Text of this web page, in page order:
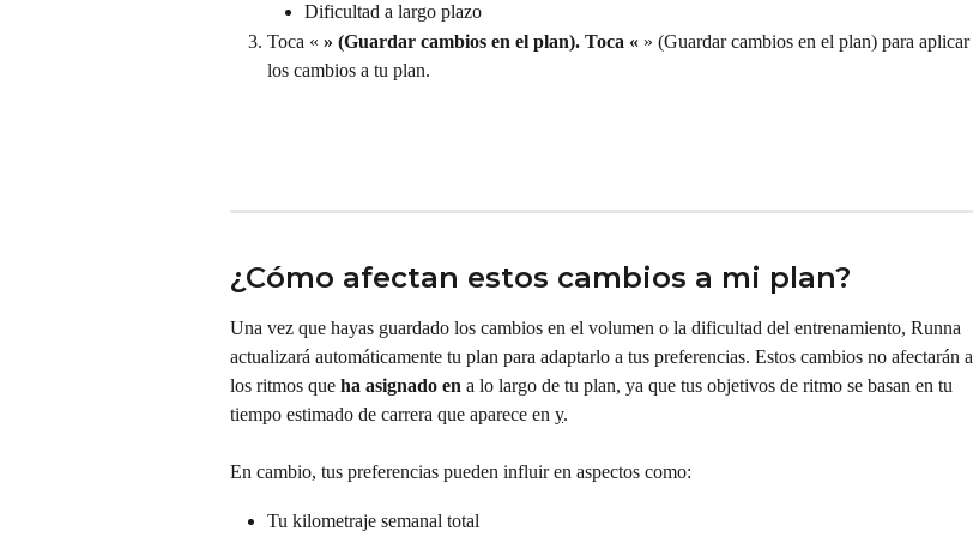
Dificultad a largo plazo
Toca « » (Guardar cambios en el plan). Toca « » (Guardar cambios en el plan) para aplicar
los cambios a tu plan.
¿Cómo afectan estos cambios a mi plan?
Una vez que hayas guardado los cambios en el volumen o la dificultad del entrenamiento, Runna
actualizará automáticamente tu plan para adaptarlo a tus preferencias. Estos cambios no afectarán a
los ritmos que ha asignado en a lo largo de tu plan, ya que tus objetivos de ritmo se basan en tu
tiempo estimado de carrera que aparece en y.
En cambio, tus preferencias pueden influir en aspectos como:
Tu kilometraje semanal total